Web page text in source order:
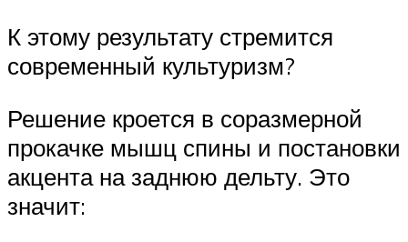
К этому результату стремится
современный культуризм?
Решение кроется в соразмерной
прокачке мышц спины и постановки
акцента на заднюю дельту. Это
значит: